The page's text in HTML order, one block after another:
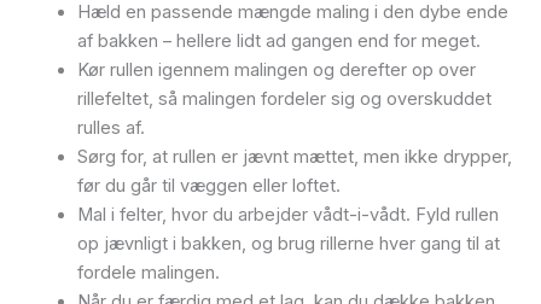
Hæld en passende mængde maling i den dybe ende
af bakken – hellere lidt ad gangen end for meget.
Kør rullen igennem malingen og derefter op over
rillefeltet, så malingen fordeler sig og overskuddet
rulles af.
Sørg for, at rullen er jævnt mættet, men ikke drypper,
før du går til væggen eller loftet.
Mal i felter, hvor du arbejder vådt-i-vådt. Fyld rullen
op jævnligt i bakken, og brug rillerne hver gang til at
fordele malingen.